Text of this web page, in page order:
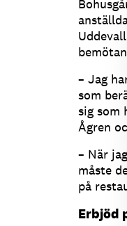
– Jag
som
sig som
Ågren
– När
måste
på
Erbjöd